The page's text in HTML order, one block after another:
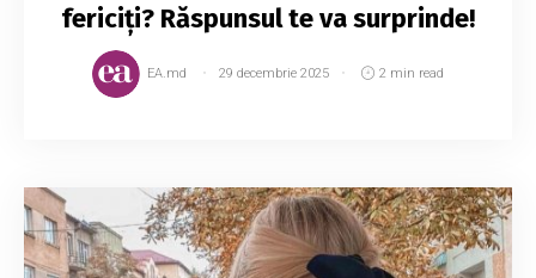
fericiți? Răspunsul te va surprinde!
EA.md 29 decembrie 2025 2 min read